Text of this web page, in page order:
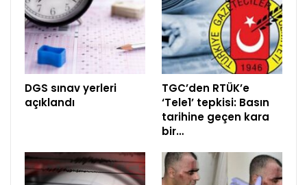
DGS sınav yerleri
açıklandı
TGC’den RTÜK’e
‘Tele1’ tepkisi: Basın
tarihine geçen kara
bir…